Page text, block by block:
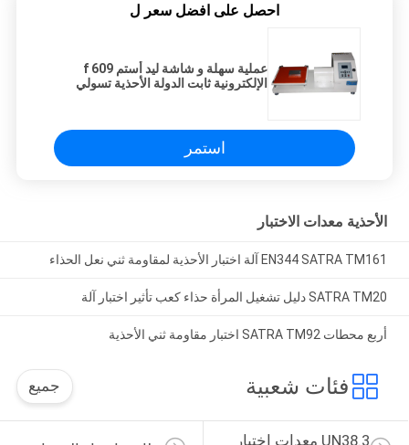
احصل على افضل سعر ل
عملية سهلة و شاشة ليد أستم f 609
الإلكترونية ثابت الدولة الأحذية تسولي
استمر
الأحذية معدات الاختبار
EN344 SATRA TM161 آلة اختبار الأحذية لمقاومة ثني نعل الحذاء
SATRA TM20 دليل تشغيل المرأة حذاء كعب تأثير اختبار آلة
أربع محطات SATRA TM92 اختبار مقاومة ثني الأحذية
فئات شعبية جميع
UN38.3 معدات اختبار